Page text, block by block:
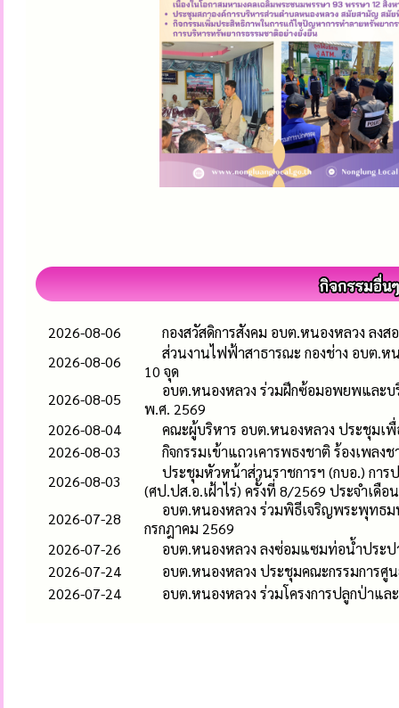
2026-08-06
กองสวัสดิการสังคม อบต.หนองหลวง ล
2026-08-06
ส่วนงานไฟฟ้าสาธารณะ กองช่าง อบต.
10 จุด
2026-08-05
อบต.หนองหลวง ร่วมฝึกซ้อมอพยพและบ
พ.ศ. 2569
2026-08-04
คณะผู้บริหาร อบต.หนองหลวง ประชุมเพื่
2026-08-03
กิจกรรมเข้าแถวเคารพธงชาติ ร้องเพล
2026-08-03
ประชุมหัวหน้าส่วนราชการฯ (กบอ.) การ
(ศป.ปส.อ.เฝ้าไร่) ครั้งที่ 8/2569 ประจำเดือ
2026-07-28
อบต.หนองหลวง ร่วมพิธีเจริญพระพุทธ
กรกฎาคม 2569
2026-07-26
อบต.หนองหลวง ลงซ่อมแซมท่อน้ำประ
2026-07-24
อบต.หนองหลวง ประชุมคณะกรรมการศู
2026-07-24
อบต.หนองหลวง ร่วมโครงการปลูกป่าแ